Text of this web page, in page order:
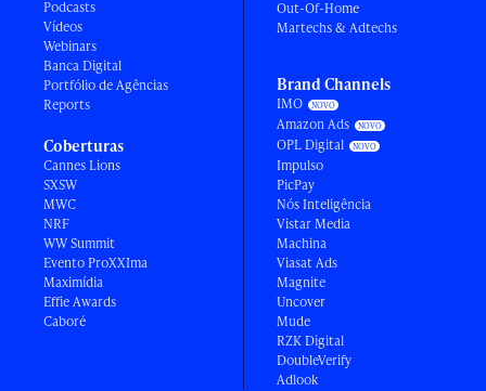
Podcasts
Vídeos
Webinars
Banca Digital
Portfólio de Agências
Reports
Coberturas
Cannes Lions
SXSW
MWC
NRF
WW Summit
Evento ProXXIma
Maximídia
Effie Awards
Caboré
Out-Of-Home
Martechs & Adtechs
Brand Channels
IMO
Amazon Ads
OPL Digital
Impulso
PicPay
Nós Inteligência
Vistar Media
Machina
Viasat Ads
Magnite
Uncover
Mude
RZK Digital
DoubleVerify
Adlook